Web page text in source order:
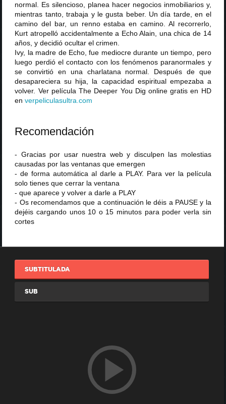
normal. Es silencioso, planea hacer negocios inmobiliarios y,
mientras tanto, trabaja y le gusta beber. Un día tarde, en el
camino del bar, un renno estaba en camino. Al recorrerlo,
Kurt atropelló accidentalmente a Echo Alain, una chica de 14
años, y decidió ocultar el crimen.
Ivy, la madre de Echo, fue mediocre durante un tiempo, pero
luego perdió el contacto con los fenómenos paranormales y
se convirtió en una charlatana normal. Después de que
desapareciera su hija, la capacidad espiritual empezaba a
volver. Ver película The Deeper You Dig online gratis en HD
enverpeliculasultra .com
Recomendación
- Gracias por usar nuestra web y disculpen las molestias
causadas por las ventanas que emergen
- de forma automática al darle a PLAY. Para ver la película
solo tienes que cerrar la ventana
- que aparece y volver a darle a PLAY
- Os recomendamos que a continuación le déis a PAUSE y la
dejéis cargando unos 10 o 15 minutos para poder verla sin
cortes
SUBTITULADA
SUB